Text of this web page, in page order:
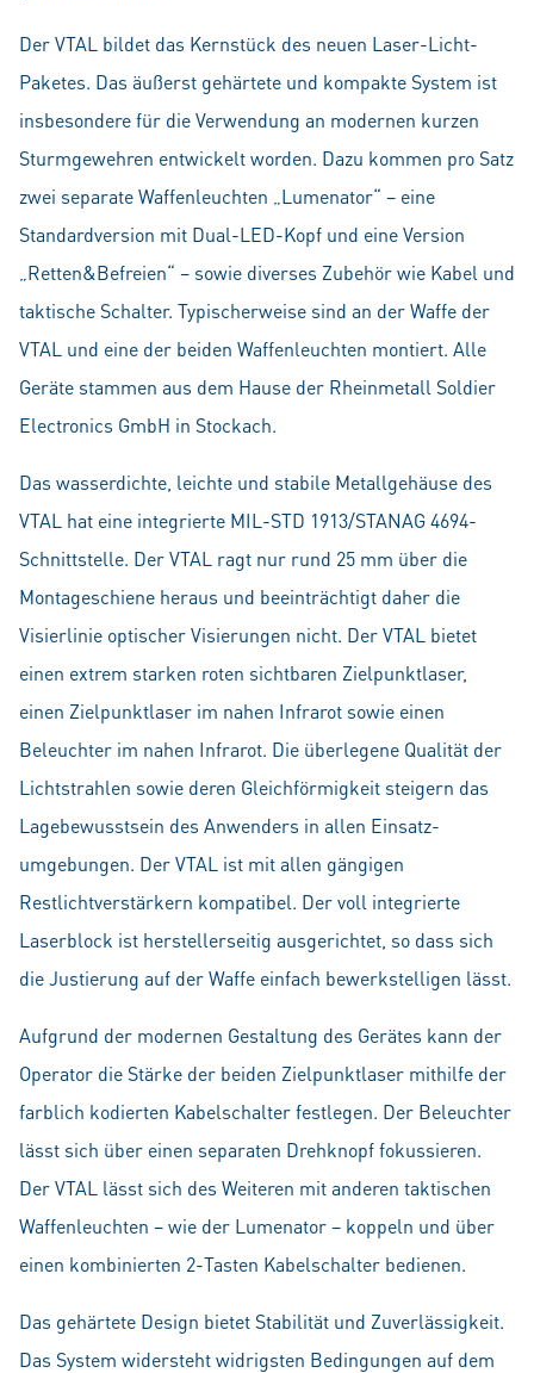
Der VTAL bildet das Kernstück des neuen Laser-Licht-
Paketes. Das äußerst gehärtete und kompakte System ist
insbesondere für die Verwendung an modernen kurzen
Sturmgewehren entwickelt worden. Dazu kommen pro Satz
zwei separate Waffenleuchten „Lumenator“ – eine
Standardversion mit Dual-LED-Kopf und eine Version
„Retten&Befreien“ – sowie diverses Zubehör wie Kabel und
taktische Schalter. Typischerweise sind an der Waffe der
VTAL und eine der beiden Waffenleuchten montiert. Alle
Geräte stammen aus dem Hause der Rheinmetall Soldier
Electronics GmbH in Stockach.
Das wasserdichte, leichte und stabile Metallgehäuse des
VTAL hat eine integrierte MIL-STD 1913/STANAG 4694-
Schnittstelle. Der VTAL ragt nur rund 25 mm über die
Montageschiene heraus und beeinträchtigt daher die
Visierlinie optischer Visierungen nicht. Der VTAL bietet
einen extrem starken roten sichtbaren Zielpunktlaser,
einen Zielpunktlaser im nahen Infrarot sowie einen
Beleuchter im nahen Infrarot. Die überlegene Qualität der
Lichtstrahlen sowie deren Gleichförmigkeit steigern das
Lagebewusstsein des Anwenders in allen Einsatz-
umgebungen. Der VTAL ist mit allen gängigen
Restlichtverstärkern kompatibel. Der voll integrierte
Laserblock ist herstellerseitig ausgerichtet, so dass sich
die Justierung auf der Waffe einfach bewerkstelligen lässt.
Aufgrund der modernen Gestaltung des Gerätes kann der
Operator die Stärke der beiden Zielpunktlaser mithilfe der
farblich kodierten Kabelschalter festlegen. Der Beleuchter
lässt sich über einen separaten Drehknopf fokussieren.
Der VTAL lässt sich des Weiteren mit anderen taktischen
Waffenleuchten – wie der Lumenator – koppeln und über
einen kombinierten 2-Tasten Kabelschalter bedienen.
Das gehärtete Design bietet Stabilität und Zuverlässigkeit.
Das System widersteht widrigsten Bedingungen auf dem